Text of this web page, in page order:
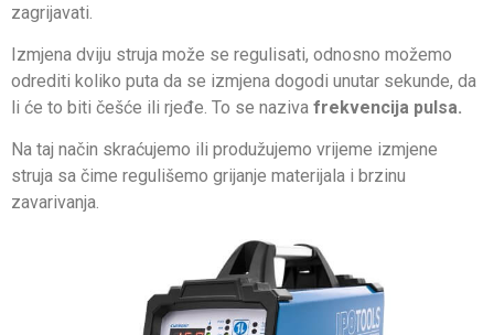
zagrijavati.
Izmjena dviju struja može se regulisati, odnosno možemo
odrediti koliko puta da se izmjena dogodi unutar sekunde, da
li će to biti češće ili rjeđe. To se naziva frekvencija pulsa.
Na taj način skraćujemo ili produžujemo vrijeme izmjene
struja sa čime regulišemo grijanje materijala i brzinu
zavarivanja.